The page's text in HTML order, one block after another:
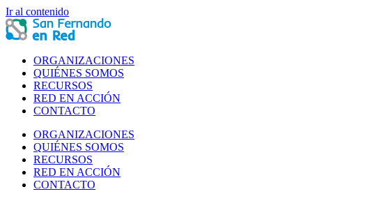
Ir al contenido
ORGANIZACIONES
QUIÉNES SOMOS
RECURSOS
RED EN ACCIÓN
CONTACTO
ORGANIZACIONES
QUIÉNES SOMOS
RECURSOS
RED EN ACCIÓN
CONTACTO